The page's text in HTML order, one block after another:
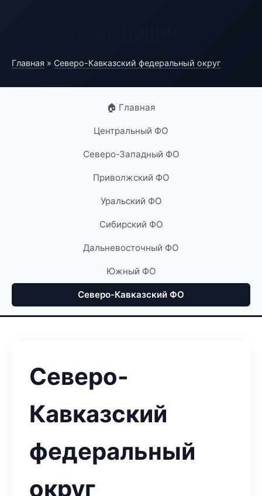
Главная » Северо-Кавказский федеральный округ
🏠 Главная
Центральный ФО
Северо-Западный ФО
Приволжский ФО
Уральский ФО
Сибирский ФО
Дальневосточный ФО
Южный ФО
Северо-Кавказский ФО
Северо-
Кавказский
федеральный
округ